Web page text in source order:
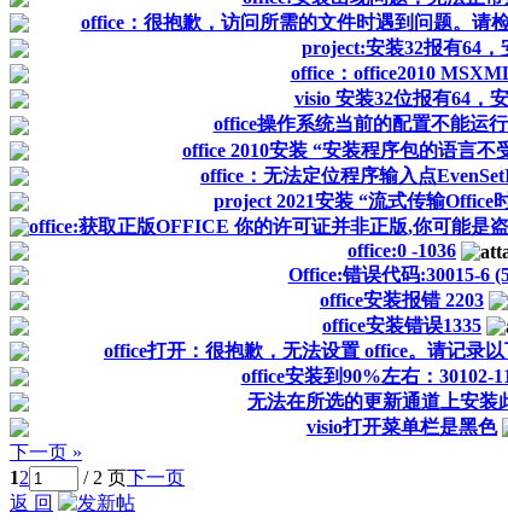
office：很抱歉，访问所需的文件时遇到问题。请
project:安装32报有64，
office：office2010
visio 安装32位报有64，
office操作系统当前的配置不能运行
office 2010安装 “安装程序包的语言不
office：无法定位程序输入点
project 2021安装 “流式传输Office
office:获取正版OFFICE 你的许可证并非正版,你可能是
office:0 -1036
Office:错误代码:30015-6
office安装报错 2203
office安装错误1335
office打开：很抱歉，无法设置 office。请记录
office安装到90%左右：30102-
无法在所选的更新通道上安装
visio打开菜单栏是黑色
下一页 »
12 / 2 页下一页
返 回